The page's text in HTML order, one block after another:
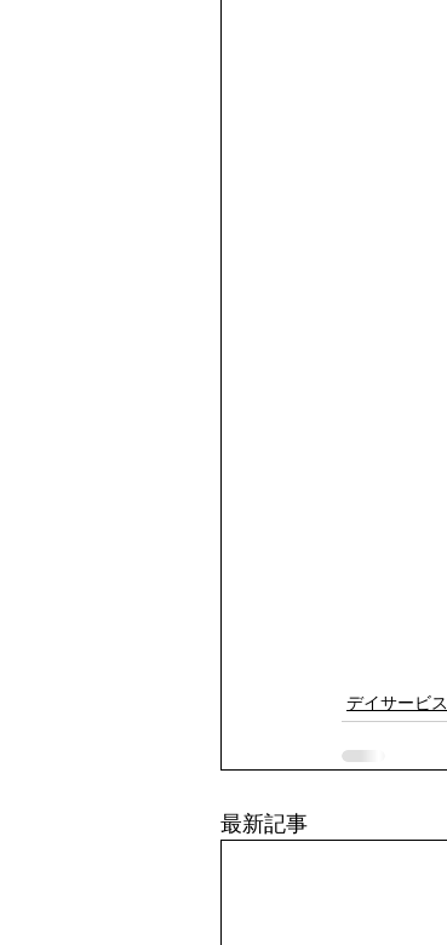
デイサービス
最新記事